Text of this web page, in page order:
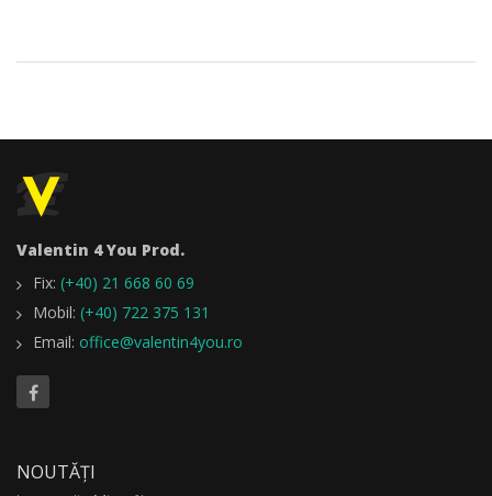
Valentin 4 You Prod.
Fix: (+40) 21 668 60 69
Mobil: (+40) 722 375 131
Email: office@valentin4you.ro
NOUTĂȚI